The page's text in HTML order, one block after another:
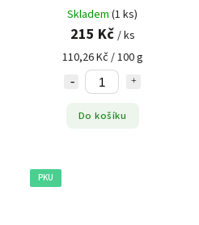
Skladem (1 ks)
215 Kč / ks
110,26 Kč / 100 g
Do košíku
PKU